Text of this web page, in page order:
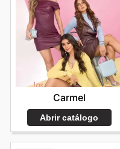
Carmel
Abrir catálogo